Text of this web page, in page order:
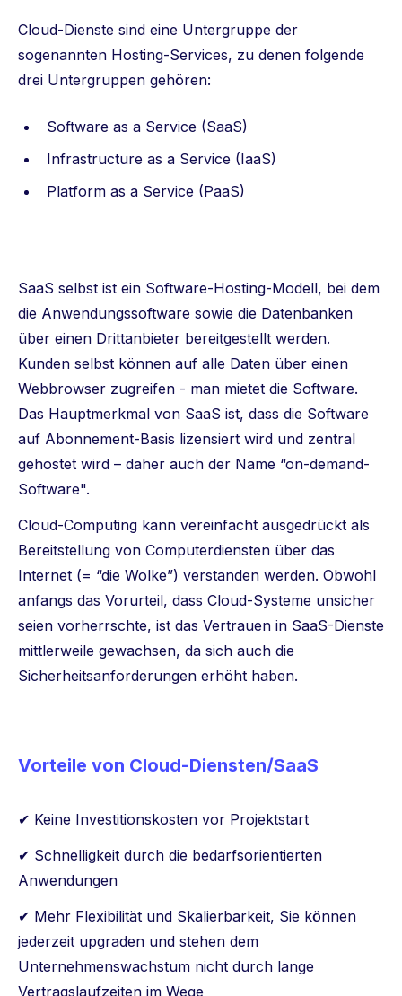
Cloud-Dienste sind eine Untergruppe der
sogenannten Hosting-Services, zu denen folgende
drei Untergruppen gehören:
Software as a Service (SaaS)
Infrastructure as a Service (IaaS)
Platform as a Service (PaaS)
SaaS selbst ist ein Software-Hosting-Modell, bei dem
die Anwendungssoftware sowie die Datenbanken
über einen Drittanbieter bereitgestellt werden.
Kunden selbst können auf alle Daten über einen
Webbrowser zugreifen - man mietet die Software.
Das Hauptmerkmal von SaaS ist, dass die Software
auf Abonnement-Basis lizensiert wird und zentral
gehostet wird – daher auch der Name “on-demand-
Software".
Cloud-Computing kann vereinfacht ausgedrückt als
Bereitstellung von Computerdiensten über das
Internet (= “die Wolke”) verstanden werden. Obwohl
anfangs das Vorurteil, dass Cloud-Systeme unsicher
seien vorherrschte, ist das Vertrauen in SaaS-Dienste
mittlerweile gewachsen, da sich auch die
Sicherheitsanforderungen erhöht haben.
Vorteile von Cloud-Diensten/SaaS
✔ Keine Investitionskosten vor Projektstart
✔ Schnelligkeit durch die bedarfsorientierten
Anwendungen
✔ Mehr Flexibilität und Skalierbarkeit, Sie können
jederzeit upgraden und stehen dem
Unternehmenswachstum nicht durch lange
Vertragslaufzeiten im Wege